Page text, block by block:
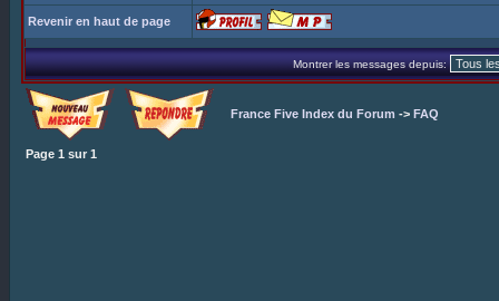
Revenir en haut de page
Montrer les messages depuis:
France Five Index du Forum -> FAQ
Page 1 sur 1